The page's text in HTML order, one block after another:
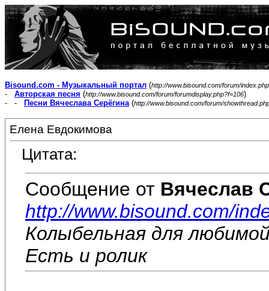
Bisound.com - Музыкальный портал (http://www.bisound.com/forum/index.php
- Авторская песня (http://www.bisound.com/forum/forumdisplay.php?f=106)
- -
Песни Вячеслава Серёгина(http://www.bisound.com/forum/
Елена Евдокимова
Цитата:
Сообщение от Вячеслав
http://www.bisound.com/
Колыбельная для
Есть и ролик